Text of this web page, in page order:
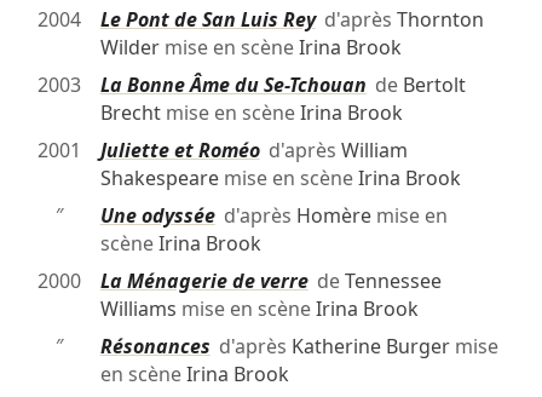
2004
Le Pont de San Luis Reyd'après Thornton
Wildermise en scèneIrina Brook
2003
La Bonne Âme du Se-Tchouan de Bertolt
Brechtmise en scèneIrina Brook
2001
Juliette et Roméod'après William
Shakespearemise en scèneIrina Brook
″
Une odysséed'après Homèremise en
scèneIrina Brook
2000
La Ménagerie de verredeTennessee
Williams mise en scèneIrina Brook
″
Résonances d'après Katherine Burgermise
en scèneIrina Brook